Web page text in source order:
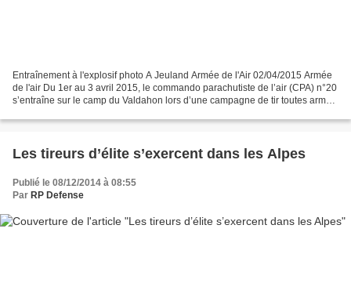
Entraînement à l'explosif photo A Jeuland Armée de l'Air 02/04/2015 Armée
de l'air Du 1er au 3 avril 2015, le commando parachutiste de l’air (CPA) n°20
s’entraîne sur le camp du Valdahon lors d’une campagne de tir toutes armes
Les tireurs d’élite s’exercent dans les Alpes
Publié le 08/12/2014 à 08:55
Par RP Defense